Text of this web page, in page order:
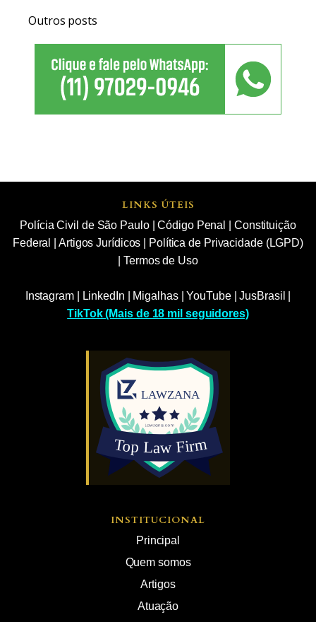
Outros posts
LINKS ÚTEIS
Polícia Civil de São Paulo|Código Penal
Constituição
Federal
Artigos Jurídicos
Política de Privacidade (LGPD)
|Termos de Uso
Instagram| LinkedIn Migalhas|YouTube|JusBrasil
TikTok (Mais de 18 mil seguidores)
INSTITUCIONAL
Principal
Quem somos
Artigos
Atuação